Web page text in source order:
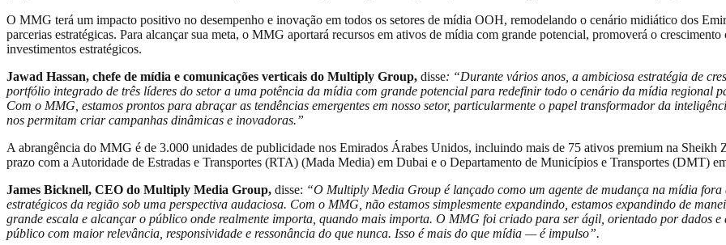
O MMG terá um impacto positivo no desempenho e inovação em todos os setores de mídia OOH, remodelando o cenário midiático dos
parcerias estratégicas. Para alcançar sua meta, o MMG aportará recursos em ativos de mídia com grande potencial, promoverá o
investimentos estratégicos.
Jawad Hassan, chefe de mídia e comunicações verticais do Multiply Group, disse: “Durante vários anos, a ambiciosa estratégia de
portfólio integrado de três líderes do setor a uma potência da mídia com grande potencial para redefinir todo o cenário da mídia regional
Com o MMG, estamos prontos para abraçar as tendências emergentes em nosso setor, particularmente o papel transformador da
nos permitam criar campanhas dinâmicas e inovadoras.”
A abrangência do MMG é de 3.000 unidades de publicidade nos Emirados Árabes Unidos, incluindo mais de 75 ativos premium na Sheikh
prazo com a Autoridade de Estradas e Transportes (RTA) (Mada Media) em Dubai e o Departamento de Municípios e Transportes (DMT)
James Bicknell, CEO do Multiply Media Group, disse: “O Multiply Media Group é lançado como um agente de mudança na mídia
estratégicos da região sob uma perspectiva audaciosa. Com o MMG, não estamos simplesmente expandindo, estamos expandindo de
grande escala e alcançar o público onde realmente importa, quando mais importa. O MMG foi criado para ser ágil, orientado por dados e
público com maior relevância, responsividade e ressonância do que nunca. Isso é mais do que mídia — é impulso”.